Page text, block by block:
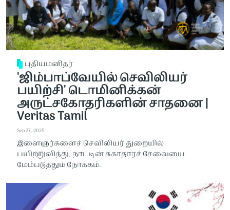
புதியமனிதர்
'ஜிம்பாப்வேயில் செவிலியர்
பயிற்சி' டொமினிக்கன்
அருட்சகோதரிகளின் சாதனை |
Veritas Tamil
Sep 27, 2025
இளைஞர்களைச் செவிலியர் துறையில்
பயிற்றுவித்து, நாட்டின் சுகாதாரச் சேவையை
மேம்படுத்தும் நோக்கம்.